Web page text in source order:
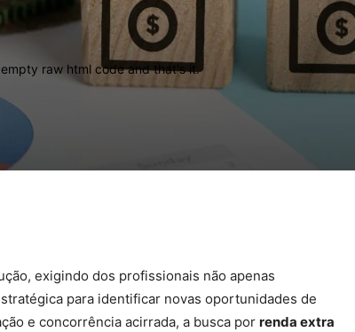
raw html code and that's it.
exigindo dos profissionais não apenas
para identificar novas oportunidades de
e concorrência acirrada, a busca por renda extra